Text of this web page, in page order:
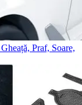
Praf, Soare,